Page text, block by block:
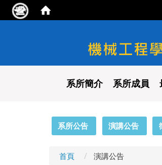
國立陽明交通
系所簡介 系所成員
系所公告 演講公告
首頁 演講公告